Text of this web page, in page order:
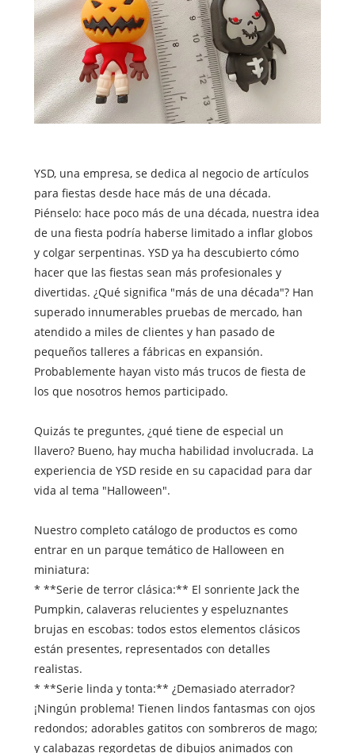
YSD, una empresa, se dedica al negocio de artículos
para fiestas desde hace más de una década.
Piénselo: hace poco más de una década, nuestra idea
de una fiesta podría haberse limitado a inflar globos
y colgar serpentinas. YSD ya ha descubierto cómo
hacer que las fiestas sean más profesionales y
divertidas. ¿Qué significa "más de una década"? Han
superado innumerables pruebas de mercado, han
atendido a miles de clientes y han pasado de
pequeños talleres a fábricas en expansión.
Probablemente hayan visto más trucos de fiesta de
los que nosotros hemos participado.
Quizás te preguntes, ¿qué tiene de especial un
llavero? Bueno, hay mucha habilidad involucrada. La
experiencia de YSD reside en su capacidad para dar
vida al tema "Halloween".
Nuestro completo catálogo de productos es como
entrar en un parque temático de Halloween en
miniatura:
* **Serie de terror clásica:** El sonriente Jack the
Pumpkin, calaveras relucientes y espeluznantes
brujas en escobas: todos estos elementos clásicos
están presentes, representados con detalles
realistas.
* **Serie linda y tonta:** ¿Demasiado aterrador?
¡Ningún problema! Tienen lindos fantasmas con ojos
redondos; adorables gatitos con sombreros de mago;
y calabazas regordetas de dibujos animados con